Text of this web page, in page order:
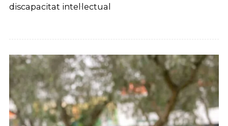
discapacitat intel·lectual